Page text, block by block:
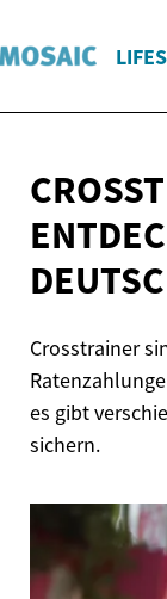
Crosstrainer
es gibt
sichern.